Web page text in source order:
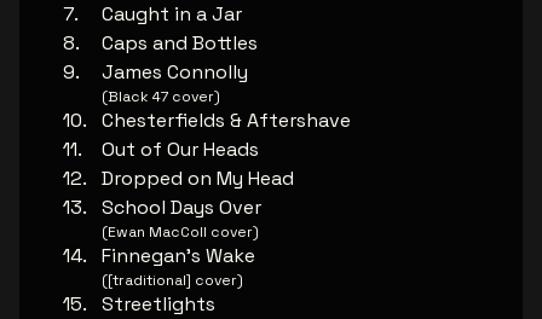
Caught in a Jar
Caps and Bottles
James Connolly
(Black 47 cover)
Chesterfields & Aftershave
Out of Our Heads
Dropped on My Head
School Days Over
(Ewan MacColl cover)
Finnegan's Wake
([traditional] cover)
Streetlights